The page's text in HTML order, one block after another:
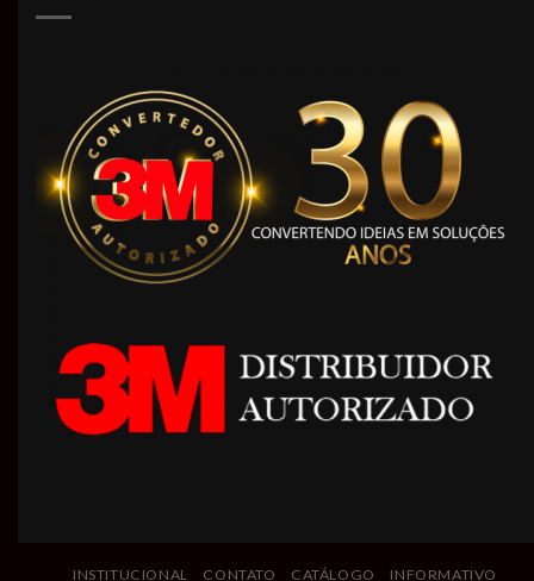
INSTITUCIONAL CONTATO CATÁLOGO INFORMATIVO